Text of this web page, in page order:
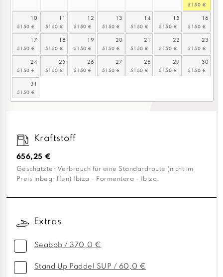
10 11 12 13 14 15 16
17 18 19 20 21 22 23
24 25 26 27 28 29 30
31
Kraftstoff
656,25 €
Geschätzter Verbrauch für eine Standardroute (nicht im
Preis inbegriffen) Ibiza - Formentera - Ibiza.
Extras
Seabob / 370,0 €
Stand Up Paddel SUP / 60,0 €